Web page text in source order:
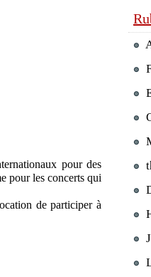
pour des
pour les concerts qui
de participer à